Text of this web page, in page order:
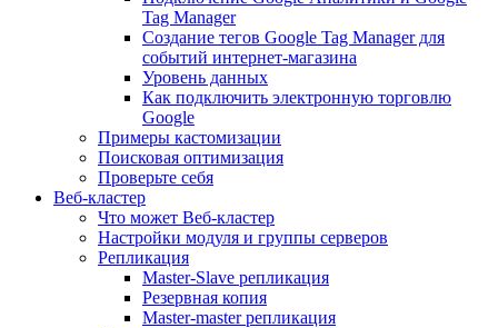
Tag Manager
Создание тегов Google Tag Manager для
событий интернет-магазина
Уровень данных
Как подключить электронную торговлю
Google
Примеры кастомизации
Поисковая оптимизация
Проверьте себя
Веб-кластер
Что может Веб-кластер
Настройки модуля и группы серверов
Репликация
Master-Slave репликация
Резервная копия
Master-master репликация